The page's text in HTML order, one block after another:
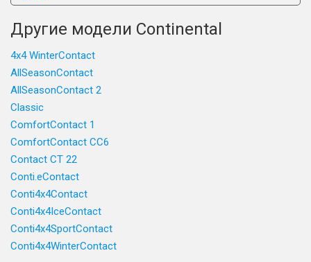
Другие модели Continental
4x4 WinterContact
AllSeasonContact
AllSeasonContact 2
Classic
ComfortContact 1
ComfortContact CC6
Contact CT 22
Conti.eContact
Conti4x4Contact
Conti4x4IceContact
Conti4x4SportContact
Conti4x4WinterContact